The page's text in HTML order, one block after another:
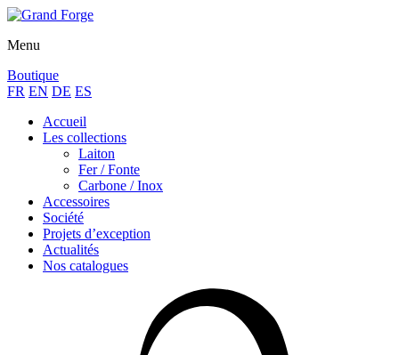
Menu
Boutique
FR EN DE ES
Accueil
Les collections
Laiton
Fer / Fonte
Carbone / Inox
Accessoires
Société
Projets d’exception
Actualités
Nos catalogues